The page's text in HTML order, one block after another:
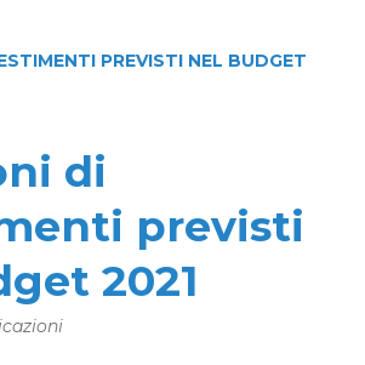
PREVISTI NEL BUDGET
di
previsti
2021